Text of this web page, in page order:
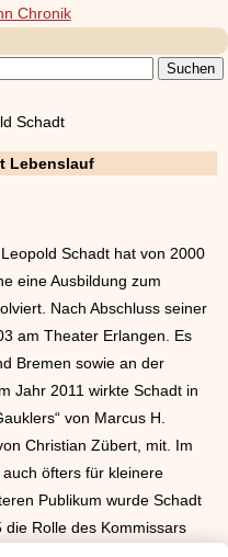
Schadt
Lebenslauf
Schadt hat von 2000
eine Ausbildung zum
Nach Abschluss seiner
am Theater Erlangen. Es
Bremen sowie an der
Jahr 2011 wirkte Schadt in
von Marcus H.
Christian Zübert, mit. Im
öfters für kleinere
Publikum wurde Schadt
Rolle des Kommissars